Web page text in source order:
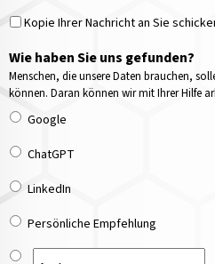
Kopie Ihrer Nachricht an Sie
Wie haben Sie uns gefunden?
Menschen, die unsere Daten brauchen,
können. Daran können wir mit Ihrer Hilfe
Google
ChatGPT
LinkedIn
Persönliche Empfehlung